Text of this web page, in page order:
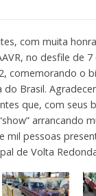
com muita
no desfile de 7
comemorando o
do Brasil.
que, com seus
arrancando
mil pessoas
de Volta